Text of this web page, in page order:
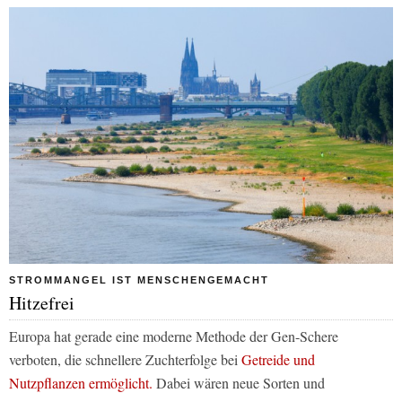
STROMMANGEL IST MENSCHENGEMACHT
Hitzefrei
Europa hat gerade eine moderne Methode der Gen-Schere
verboten, die schnellere Zuchterfolge bei Getreide und
Nutzpflanzen ermöglicht. Dabei wären neue Sorten und